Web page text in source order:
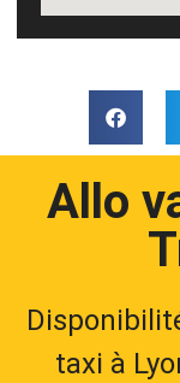
Allo
taxi à